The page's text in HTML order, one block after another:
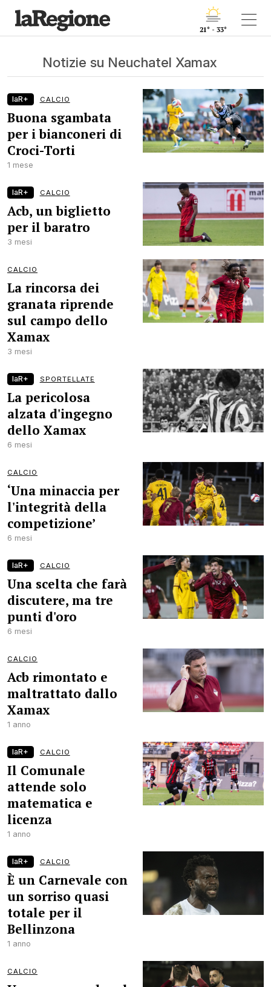
21° - 33°
Notizie su Neuchatel Xamax
laR+ CALCIO
Buona sgambata
per i bianconeri di
Croci-Torti
1 mese
laR+ CALCIO
Acb, un biglietto
per il baratro
3 mesi
CALCIO
La rincorsa dei
granata riprende
sul campo dello
Xamax
3 mesi
laR+ SPORTELLATE
La pericolosa
alzata d'ingegno
dello Xamax
6 mesi
CALCIO
‘Una minaccia per
l'integrità della
competizione’
6 mesi
laR+ CALCIO
Una scelta che farà
discutere, ma tre
punti d'oro
6 mesi
CALCIO
Acb rimontato e
maltrattato dallo
Xamax
1 anno
laR+ CALCIO
Il Comunale
attende solo
matematica e
licenza
1 anno
laR+ CALCIO
È un Carnevale con
un sorriso quasi
totale per il
Bellinzona
1 anno
CALCIO